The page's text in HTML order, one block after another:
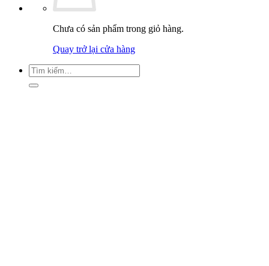
Chưa có sản phẩm trong giỏ hàng.
Quay trở lại cửa hàng
Tìm
kiếm: